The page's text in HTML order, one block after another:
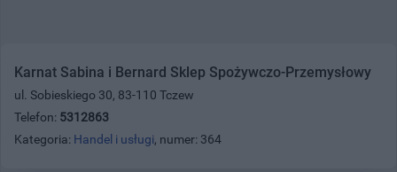
Karnat Sabina i Bernard Sklep Spożywczo-Przemysłowy
ul. Sobieskiego 30, 83-110 Tczew
Telefon: 5312863
Kategoria: Handel i usługi, numer: 364